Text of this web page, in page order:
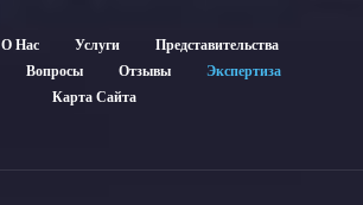
О Нас Услуги
Представительства
Вопросы Отзывы
Экспертиза
Карта Сайта